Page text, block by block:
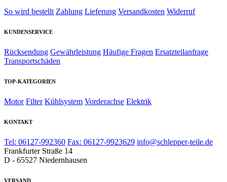
So wird bestellt Zahlung Lieferung Versandkosten Widerruf
KUNDENSERVICE
Rücksendung Gewährleistung Häufige Fragen Ersatzteilanfrage
Transportschäden
TOP-KATEGORIEN
Motor Filter Kühlsystem Vorderachse Elektrik
KONTAKT
Tel: 06127-992360 Fax: 06127-9923629 info@schlepper-teile.de
Frankfurter Straße 14
D - 65527 Niedernhausen
VERSAND